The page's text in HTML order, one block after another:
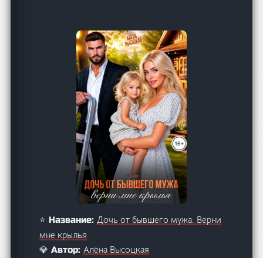
⭐ Название:Дочь от бывшего мужа. Верни
мне крылья
💎 Автор:Алёна Высоцкая